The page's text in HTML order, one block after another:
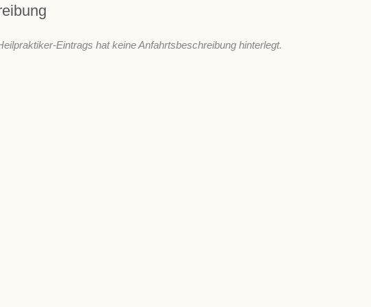
Eintrags hat keine Anfahrtsbeschreibung hinterlegt.